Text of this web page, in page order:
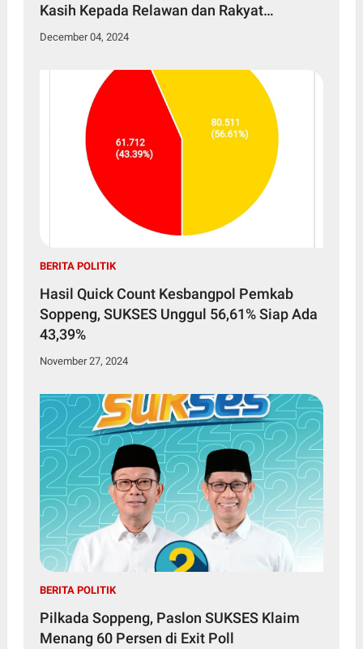
Kasih Kepada Relawan dan Rakyat
Soppeng
December 04, 2024
BERITA POLITIK
Hasil Quick Count Kesbangpol Pemkab
Soppeng, SUKSES Unggul 56,61% Siap Ada
43,39%
November 27, 2024
BERITA POLITIK
Pilkada Soppeng, Paslon SUKSES Klaim
Menang 60 Persen di Exit Poll